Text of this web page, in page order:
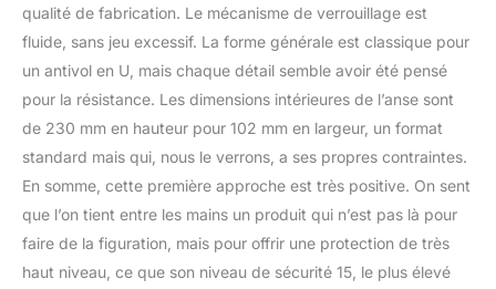
qualité de fabrication. Le mécanisme de verrouillage est
fluide, sans jeu excessif. La forme générale est classique pour
un antivol en U, mais chaque détail semble avoir été pensé
pour la résistance. Les dimensions intérieures de l’anse sont
de 230 mm en hauteur pour 102 mm en largeur, un format
standard mais qui, nous le verrons, a ses propres contraintes.
En somme, cette première approche est très positive. On sent
que l’on tient entre les mains un produit qui n’est pas là pour
faire de la figuration, mais pour offrir une protection de très
haut niveau, ce que son niveau de sécurité 15, le plus élevé